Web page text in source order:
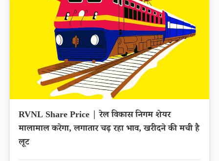
RVNL Share Price | रेल विकास निगम शेयर
मालामाल करेगा, लगातार चढ़ रहा भाव, खरीदने की मची है
लूट